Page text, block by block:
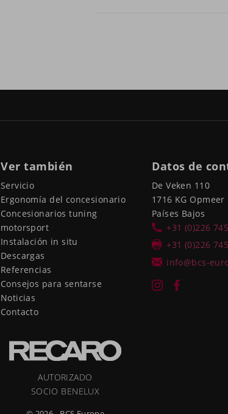
Ver también
Servicio
Ergonomía del concesionario
Concesionarios tuning
motorsport
Instalación in situ
Descargas
Referencias
Consejos para sentarse
Noticias
Contacto
Datos de
De Veken 110
1716 KG Opmeer
Países Bajos
+31 (0)226
+31 (0)226
info@bcs-
AUTORIZADO
SOCIO BENELUX